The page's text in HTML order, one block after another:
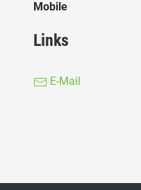
Mobile
Links
E-Mail